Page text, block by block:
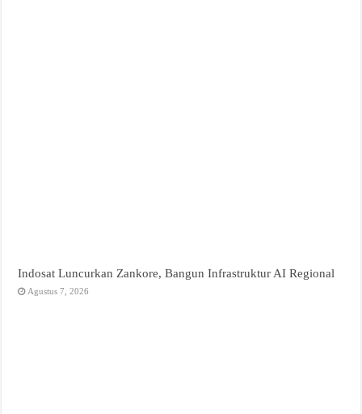
Indosat Luncurkan Zankore, Bangun Infrastruktur AI Regional
Agustus 7, 2026